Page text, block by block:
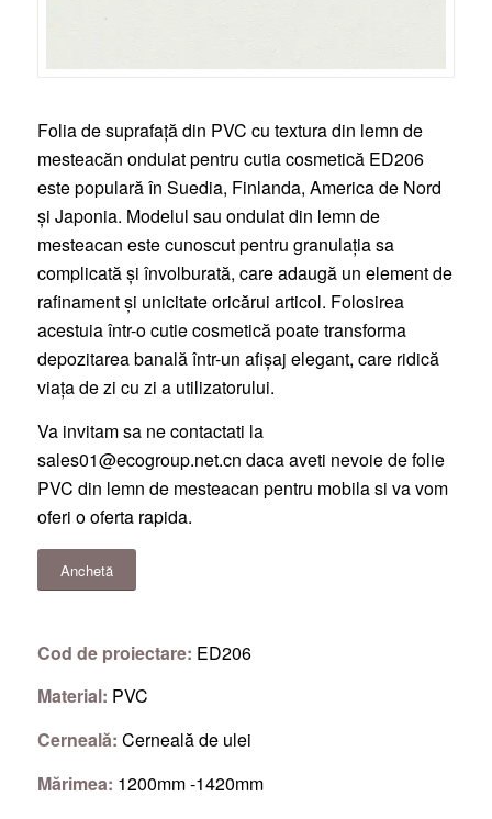
Folia de suprafață din PVC cu textura din lemn de
mesteacăn ondulat pentru cutia cosmetică ED206
este populară în Suedia, Finlanda, America de Nord
și Japonia. Modelul sau ondulat din lemn de
mesteacan este cunoscut pentru granulația sa
complicată și învolburată, care adaugă un element de
rafinament și unicitate oricărui articol. Folosirea
acestuia într-o cutie cosmetică poate transforma
depozitarea banală într-un afișaj elegant, care ridică
viața de zi cu zi a utilizatorului.
Va invitam sa ne contactati la
sales01@ecogroup.net.cn daca aveti nevoie de folie
PVC din lemn de mesteacan pentru mobila si va vom
oferi o oferta rapida.
Anchetă
Cod de proiectare: ED206
Material: PVC
Cerneală: Cerneală de ulei
Mărimea: 1200mm -1420mm